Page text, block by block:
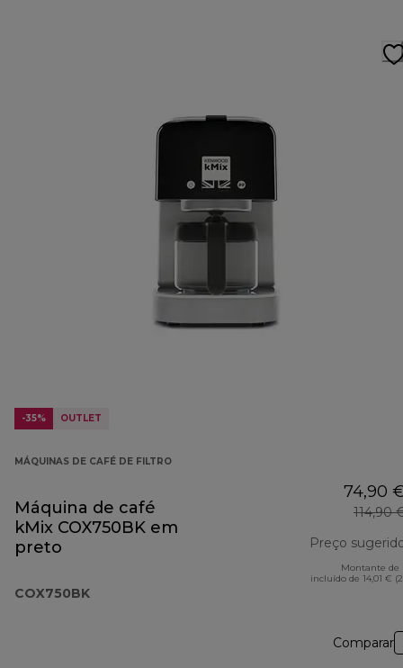
-35% OUTLET
MÁQUINAS DE CAFÉ DE FILTRO
Máquina de café
kMix COX750BK em
preto
COX750BK
74,90
114,90
Preço
Montante de
incluído de 14,01 €
Comparar